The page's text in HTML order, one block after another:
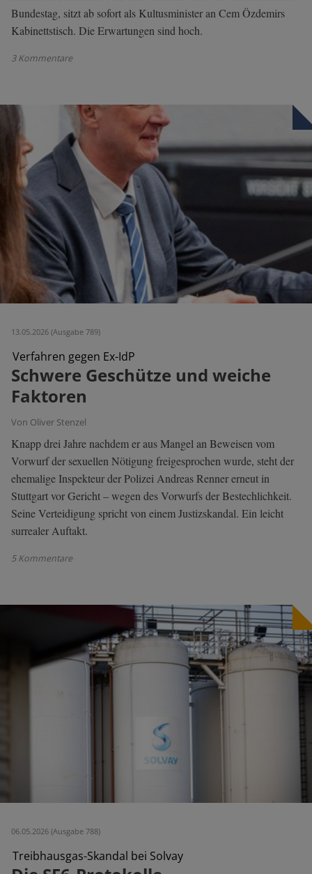
Bundestag, sitzt ab sofort als Kultusminister an Cem Özdemirs
Kabinettstisch. Die Erwartungen sind hoch.
3 Kommentare
13.05.2026 (Ausgabe 789)
Verfahren gegen Ex-IdP
Schwere Geschütze und weiche
Faktoren
Von Oliver Stenzel
Knapp drei Jahre nachdem er aus Mangel an Beweisen vom
Vorwurf der sexuellen Nötigung freigesprochen wurde, steht der
ehemalige Inspekteur der Polizei Andreas Renner erneut in
Stuttgart vor Gericht – wegen des Vorwurfs der Bestechlichkeit.
Seine Verteidigung spricht von einem Justizskandal. Ein leicht
surrealer Auftakt.
5 Kommentare
06.05.2026 (Ausgabe 788)
Treibhausgas-Skandal bei Solvay